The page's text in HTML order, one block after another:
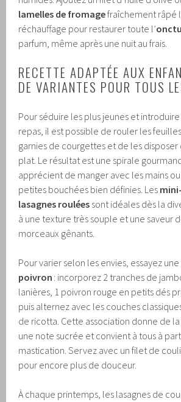
lamelles de fromagefraîchement râpé
réchauffage pour restaurer toute l’
parfum, même après une nuit au frais.
RECETTE ADAPTÉE AUX
DE VARIANTES POUR TOUS
Pour séduire les plus jeunes et
repas, il est possible de rouler les
garnies de courgettes et de les
plat. Le résultat est une spirale
apprécient de manger avec les mains
petites bouchées bien définies. Les
lasagnes roulées sont idéales dès la
à une texture très souple et une saveur
morceaux gênants.
Pour varier selon les envies, essayez une
poivron : incorporez 2 tranches de
lanières, 1 poivron rouge en petits dés
puis alternez avec les couches
de ricotta. Cette association donne de
une note sucrée et convient à tous à
mastication. Servez avec un filet de
pour encore plus de douceur.
À chaque printemps, les lasagnes de